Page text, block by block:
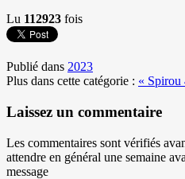
Lu 112923 fois
Publié dans 2023
Plus dans cette catégorie : « Spirou
Laissez un commentaire
Les commentaires sont vérifiés
attendre en général une semaine
message